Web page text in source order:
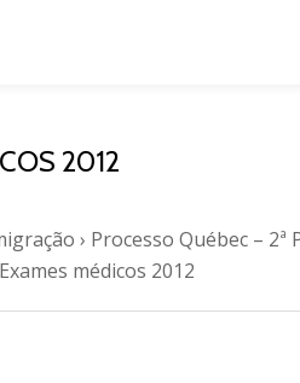
2012
› Processo Québec – 2ª
médicos 2012